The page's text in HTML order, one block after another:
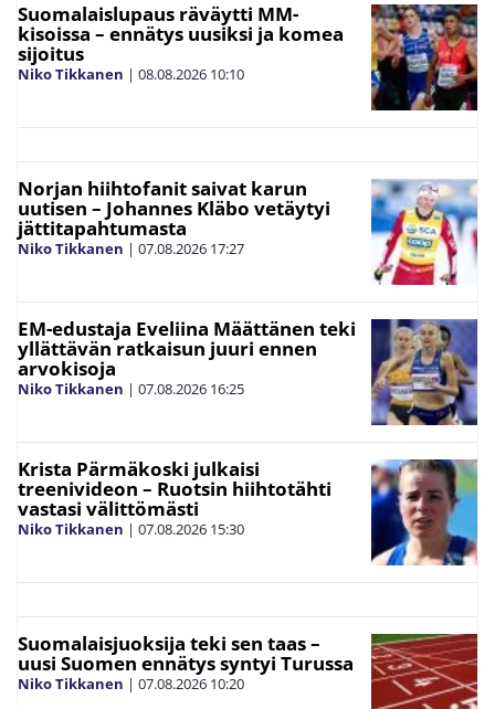
Suomalaislupaus räväytti MM-
kisoissa – ennätys uusiksi ja komea
sijoitus
Niko Tikkanen | 08.08.2026 10:10
Norjan hiihtofanit saivat karun
uutisen – Johannes Kläbo vetäytyi
jättitapahtumasta
Niko Tikkanen | 07.08.2026 17:27
EM-edustaja Eveliina Määttänen teki
yllättävän ratkaisun juuri ennen
arvokisoja
Niko Tikkanen | 07.08.2026 16:25
Krista Pärmäkoski julkaisi
treenivideon – Ruotsin hiihtotähti
vastasi välittömästi
Niko Tikkanen | 07.08.2026 15:30
Suomalaisjuoksija teki sen taas –
uusi Suomen ennätys syntyi Turussa
Niko Tikkanen | 07.08.2026 10:20